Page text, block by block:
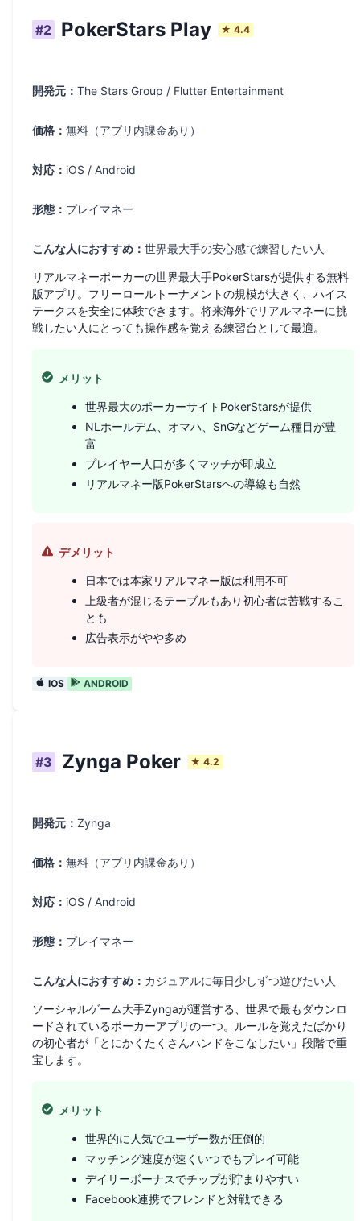
#2 PokerStars Play ★ 4.4
開発元： The Stars Group / Flutter Entertainment
価格： 無料（アプリ内課金あり）
対応： iOS / Android
形態： プレイマネー
こんな人におすすめ： 世界最大手の安心感で練習したい人
リアルマネーポーカーの世界最大手PokerStarsが提供する無料
版アプリ。フリーロールトーナメントの規模が大きく、ハイス
テークスを安全に体験できます。将来海外でリアルマネーに挑
戦したい人にとっても操作感を覚える練習台として最適。
メリット
世界最大のポーカーサイトPokerStarsが提供
NLホールデム、オマハ、SnGなどゲーム種目が豊
富
プレイヤー人口が多くマッチが即成立
リアルマネー版PokerStarsへの導線も自然
デメリット
日本では本家リアルマネー版は利用不可
上級者が混じるテーブルもあり初心者は苦戦するこ
とも
広告表示がやや多め
IOS ANDROID
#3 Zynga Poker ★ 4.2
開発元： Zynga
価格： 無料（アプリ内課金あり）
対応： iOS / Android
形態： プレイマネー
こんな人におすすめ： カジュアルに毎日少しずつ遊びたい人
ソーシャルゲーム大手Zyngaが運営する、世界で最もダウンロ
ードされているポーカーアプリの一つ。ルールを覚えたばかり
の初心者が「とにかくたくさんハンドをこなしたい」段階で重
宝します。
メリット
世界的に人気でユーザー数が圧倒的
マッチング速度が速くいつでもプレイ可能
デイリーボーナスでチップが貯まりやすい
Facebook連携でフレンドと対戦できる